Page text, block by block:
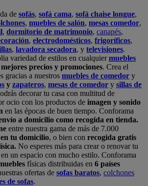
de sofás, sofá cama, sofá chaise longue,
, muebles de salón, mesas comedor,
, dormitorio de matrimonio, canapés,
, electrodomésticos, frigoríficos,
, lavadora secadora, y televisiones.
variedad de estilos en cualquiermuebles
precios y promociones. Crea el
gracias a nuestros muebles de comedor y
y zapateros, mesas de comedor y sillas de
decorar tu casa con multitud de
ocio con los productos de imagen y sonido
en las épocas de buen tiempo. Conforama
a domicilio como recogida en tienda.
entre nuestra gama de más de 7.000
tu domicilio, o bien con recogida gratis
No esperes más para crear o renovar tu
un espacio con mucho estilo. Conforama
físicas distribuidas en 6 países
ofertas de sofas baratos, colchones
de sofas.